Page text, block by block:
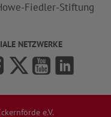
Fiedler-Stiftung
NETZWERKE
e.V.